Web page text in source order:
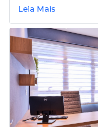
Leia Mais